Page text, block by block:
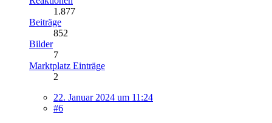
1.877
Beiträge
852
Bilder
7
Marktplatz Einträge
2
22. Januar 2024 um 11:24
#6